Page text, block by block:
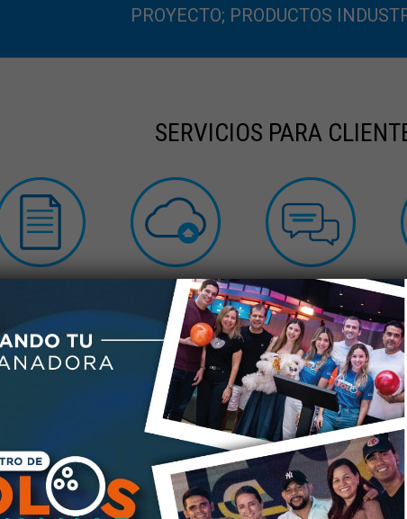
PROYECTO; PRODUCTOS
SERVICIOS PARA
Puerto en Línea Servicio al Cliente